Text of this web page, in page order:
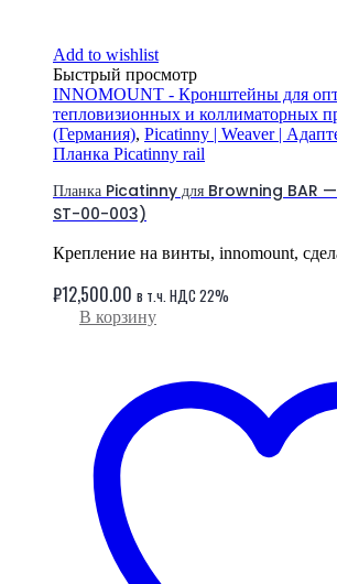
Add to wishlist
Быстрый просмотр
INNOMOUNT - Кронштейны для
тепловизионных и коллиматорных
(Германия), Picatinny | Weaver |
Планка Picatinny rail
Планка Picatinny для Browning BAR —
ST-00-003)
Крепление на винты, innomount,
₽12,500.00 в т.ч. НДС 22%
В корзину